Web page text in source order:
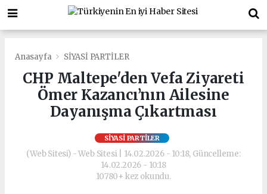
Anasayfa SİYASİ PARTİLER
CHP Maltepe'den Vefa Ziyareti
Ömer Kazancı’nın Ailesine
Dayanışma Çıkartması
SİYASİ PARTİLER
(Web Sitesi) - Web Sitesi | 14.02.2026 - 10:18, Güncelleme:
14.02.2026 - 10:18
10780+ kez okundu.